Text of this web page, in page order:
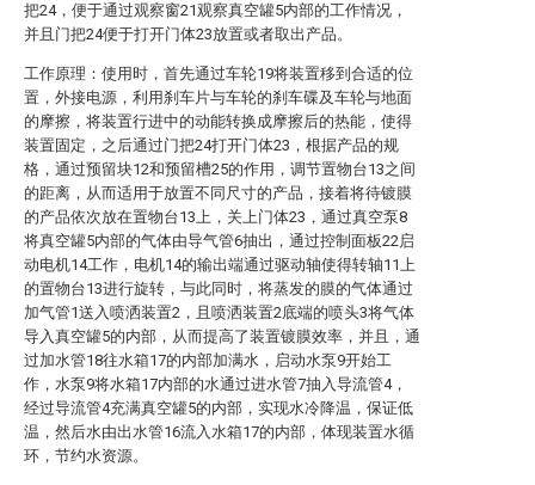
把24，便于通过观察窗21观察真空罐5内部的工作情况，
并且门把24便于打开门体23放置或者取出产品。
工作原理：使用时，首先通过车轮19将装置移到合适的位
置，外接电源，利用刹车片与车轮的刹车碟及车轮与地面
的摩擦，将装置行进中的动能转换成摩擦后的热能，使得
装置固定，之后通过门把24打开门体23，根据产品的规
格，通过预留块12和预留槽25的作用，调节置物台13之间
的距离，从而适用于放置不同尺寸的产品，接着将待镀膜
的产品依次放在置物台13上，关上门体23，通过真空泵8
将真空罐5内部的气体由导气管6抽出，通过控制面板22启
动电机14工作，电机14的输出端通过驱动轴使得转轴11上
的置物台13进行旋转，与此同时，将蒸发的膜的气体通过
加气管1送入喷洒装置2，且喷洒装置2底端的喷头3将气体
导入真空罐5的内部，从而提高了装置镀膜效率，并且，通
过加水管18往水箱17的内部加满水，启动水泵9开始工
作，水泵9将水箱17内部的水通过进水管7抽入导流管4，
经过导流管4充满真空罐5的内部，实现水冷降温，保证低
温，然后水由出水管16流入水箱17的内部，体现装置水循
环，节约水资源。